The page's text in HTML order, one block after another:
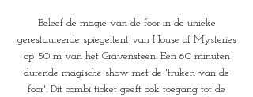
Beleef de magie van de foor in de unieke
gerestaureerde spiegeltent van House of Mysteries
op 50 m van het Gravensteen. Een 60 minuten
durende magische show met de 'truken van de
foor'. Dit combi ticket geeft ook toegang tot de